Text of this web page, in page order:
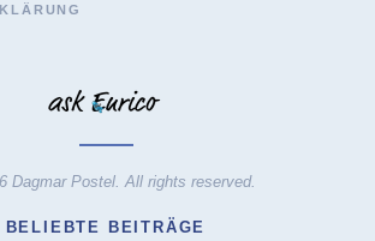
Dagmar Postel. All rights reserved.
BELIEBTE BEITRÄGE